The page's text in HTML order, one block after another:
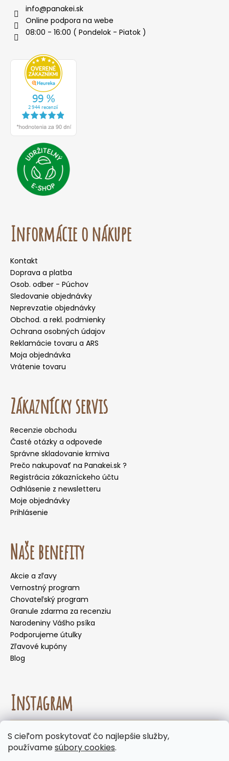
S cieľom poskytovať čo najlepšie služby,
používamesúbory cookies.
mesiacov neodporúčame voliť doručenie do
samoobslužných boxov, kde môžu byť zásielky
u
info@panakei.sk
Online podpora na webe
08:00 - 16:00 ( Pondelok - Piatok )
Informácie o nákupe
Kontakt
Doprava a platba
Osob. odber - Púchov
Sledovanie objednávky
Neprevzatie objednávky
Obchod. a rekl. podmienky
Ochrana osobných údajov
Reklamácie tovaru a ARS
Moja objednávka
Vrátenie tovaru
Zákaznícky servis
Recenzie obchodu
Časté otázky a odpovede
Správne skladovanie krmiva
Prečo nakupovať na Panakei.sk ?
Registrácia zákazníckeho účtu
Odhlásenie z newsletteru
Moje objednávky
Prihlásenie
Naše benefity
Akcie a zľavy
Vernostný program
Chovateľský program
Granule zdarma za recenziu
Narodeniny Vášho psíka
Podporujeme útulky
Zľavové kupóny
Blog
Instagram
Sledovať na Instagrame